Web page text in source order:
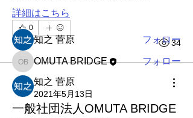
詳細はこちら
0
0 34
知之 菅原
2021年5月13日
一般社団法人OMUTA BRIDGE
メンバー
知之 菅原
フォロー
OMUTA BRIDGE
OMUTA BRIDGE
フォロー
すべてのメンバーを表示（2名）